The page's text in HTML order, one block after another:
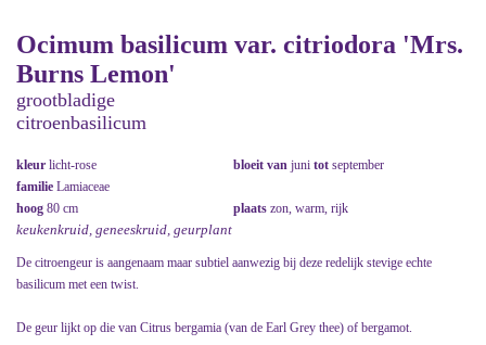
Ocimum basilicum var. citriodora 'Mrs.
Burns Lemon'
grootbladige
citroenbasilicum
kleur licht-rose bloeit van juni tot september
familie Lamiaceae
hoog 80 cm plaats zon, warm, rijk
keukenkruid, geneeskruid, geurplant
De citroengeur is aangenaam maar subtiel aanwezig bij deze redelijk stevige echte
basilicum met een twist.
De geur lijkt op die van Citrus bergamia (van de Earl Grey thee) of bergamot.